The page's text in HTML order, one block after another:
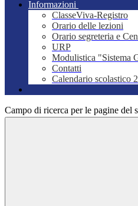
Informazioni
ClasseViva-Registro
Orario delle lezioni
Orario segreteria e
URP
Modulistica "Sistema
Contatti
Calendario scolastico
Campo di ricerca per le pagine del